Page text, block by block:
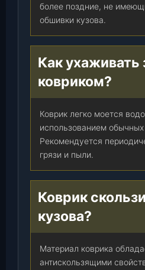
более поздние, не
обшивки кузова.
Как ухаживать
ковриком?
Коврик легко моется
использованием
Рекомендуется
грязи и пыли.
Коврик
кузова?
Материал коврика
антискользящими